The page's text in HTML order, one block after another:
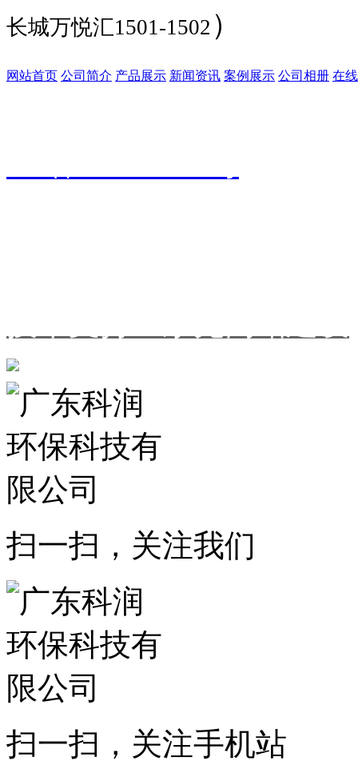
长城万悦汇1501-1502 ）
网站首页 公司简介 产品展示 新闻资讯 案例展示 公司相册 在
扫一扫，关注我们
扫一扫，关注手机站